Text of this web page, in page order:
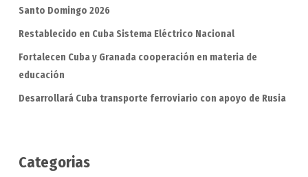
Santo Domingo 2026
Restablecido en Cuba Sistema Eléctrico Nacional
Fortalecen Cuba y Granada cooperación en materia de
educación
Desarrollará Cuba transporte ferroviario con apoyo de Rusia
Categorias